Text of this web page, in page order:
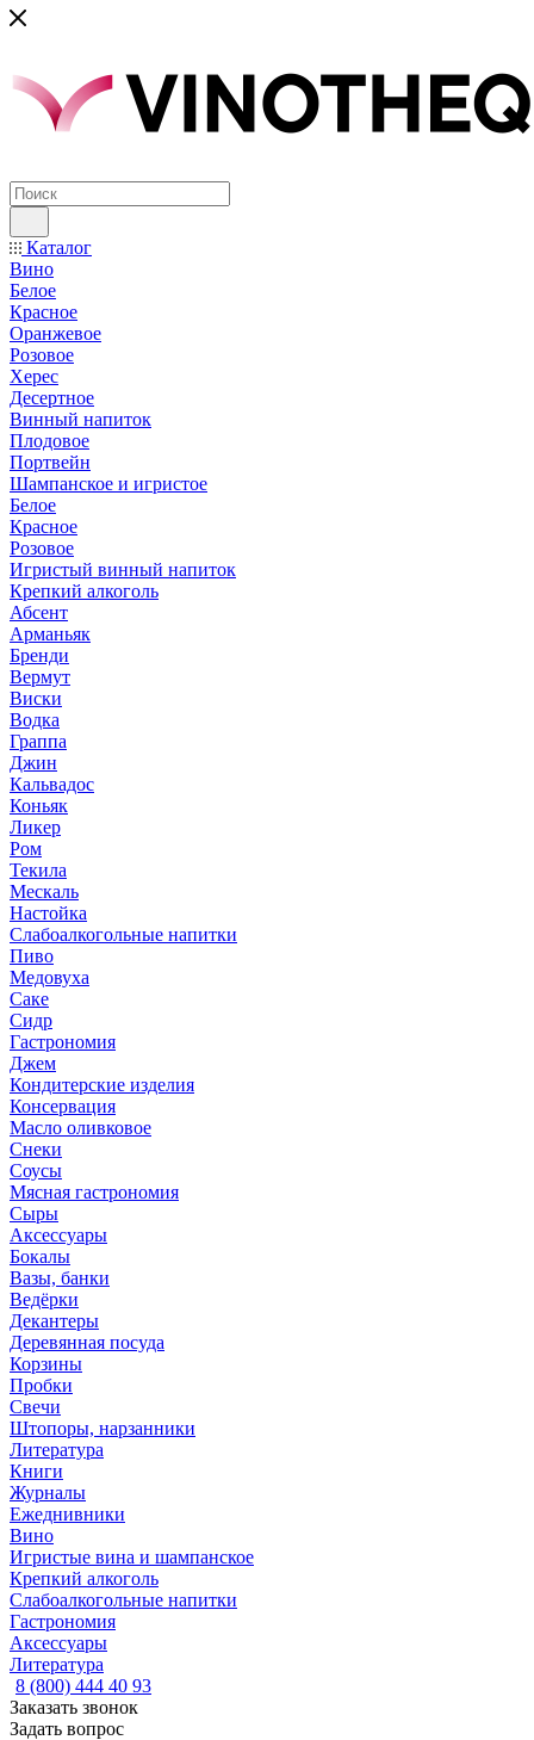
Каталог
Вино
Белое
Красное
Оранжевое
Розовое
Херес
Десертное
Винный напиток
Плодовое
Портвейн
Шампанское и игристое
Белое
Красное
Розовое
Игристый винный напиток
Крепкий алкоголь
Абсент
Арманьяк
Бренди
Вермут
Виски
Водка
Граппа
Джин
Кальвадос
Коньяк
Ликер
Ром
Текила
Мескаль
Настойка
Слабоалкогольные напитки
Пиво
Медовуха
Саке
Сидр
Гастрономия
Джем
Кондитерские изделия
Консервация
Масло оливковое
Снеки
Соусы
Мясная гастрономия
Сыры
Аксессуары
Бокалы
Вазы, банки
Ведёрки
Декантеры
Деревянная посуда
Корзины
Пробки
Свечи
Штопоры, нарзанники
Литература
Книги
Журналы
Ежеднивники
Вино
Игристые вина и шампанское
Крепкий алкоголь
Слабоалкогольные напитки
Гастрономия
Аксессуары
Литература
8 (800) 444 40 93
Заказать звонок
Задать вопрос